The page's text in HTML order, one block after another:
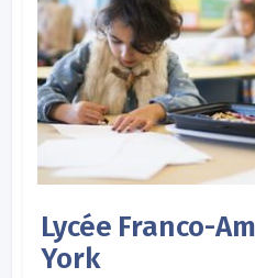
Lycée Franco-
York